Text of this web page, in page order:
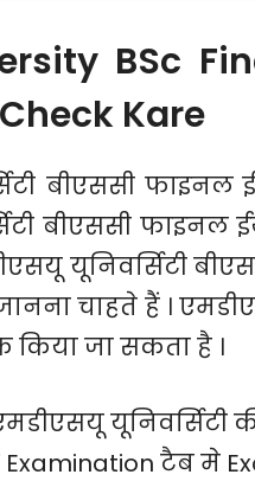
BSc
Kare
बीएससी
बीएससी फाइनल
यूनिवर्सिटी
चाहते हैं ।
जा सकता है ।
यूनिवर्सिटी
टैब मे